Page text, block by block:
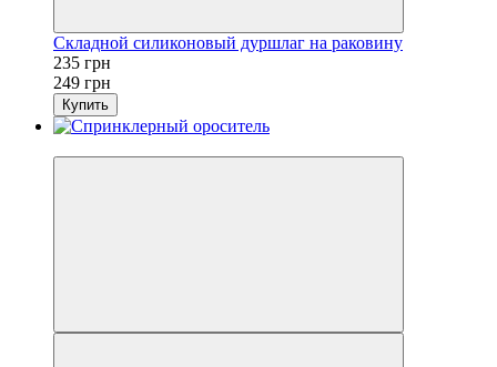
Складной силиконовый дуршлаг на раковину
235 грн
249 грн
Купить